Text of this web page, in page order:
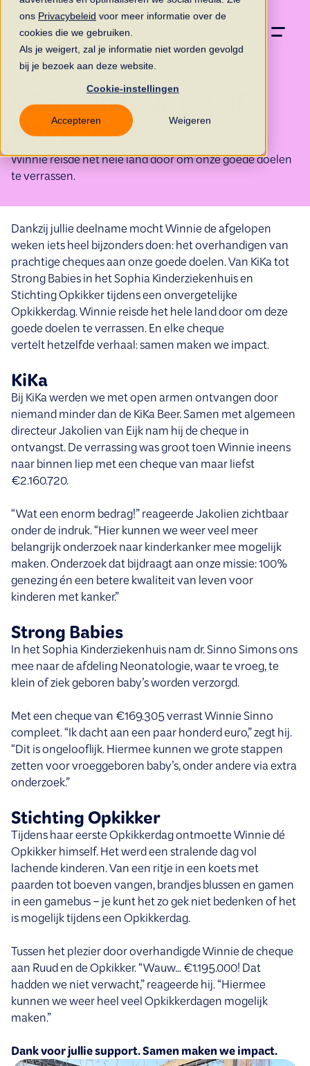
ons Privacybeleid voor meer informatie over de
cookies die we gebruiken.
Als je weigert, zal je informatie niet worden gevolgd
bij je bezoek aan deze website.
Cookie-instellingen
Accepteren Weigeren
Win-win tour Lot of
Happiness
Winnie reisde het hele land door om onze goede doelen
te verrassen.
Dankzij jullie deelname mocht Winnie de afgelopen
weken iets heel bijzonders doen: het overhandigen van
prachtige cheques aan onze goede doelen. Van KiKa tot
Strong Babies in het Sophia Kinderziekenhuis en
Stichting Opkikker tijdens een onvergetelijke
Opkikkerdag. Winnie reisde het hele land door om deze
goede doelen te verrassen. En elke cheque
vertelt hetzelfde verhaal: samen maken we impact.
KiKa
Bij KiKa werden we met open armen ontvangen door
niemand minder dan de KiKa Beer. Samen met algemeen
directeur Jakolien van Eijk nam hij de cheque in
ontvangst. De verrassing was groot toen Winnie ineens
naar binnen liep met een cheque van maar liefst
€2.160.720.
“Wat een enorm bedrag!” reageerde Jakolien zichtbaar
onder de indruk. “Hier kunnen we weer veel meer
belangrijk onderzoek naar kinderkanker mee mogelijk
maken. Onderzoek dat bijdraagt aan onze missie: 100%
genezing én een betere kwaliteit van leven voor
kinderen met kanker.”
Strong Babies
In het Sophia Kinderziekenhuis nam dr. Sinno Simons ons
mee naar de afdeling Neonatologie, waar te vroeg, te
klein of ziek geboren baby’s worden verzorgd.
Met een cheque van €169.305 verrast Winnie Sinno
compleet. “Ik dacht aan een paar honderd euro,” zegt hij.
“Dit is ongelooflijk. Hiermee kunnen we grote stappen
zetten voor vroeggeboren baby’s, onder andere via extra
onderzoek.”
Stichting Opkikker
Tijdens haar eerste Opkikkerdag ontmoette Winnie dé
Opkikker himself. Het werd een stralende dag vol
lachende kinderen. Van een ritje in een koets met
paarden tot boeven vangen, brandjes blussen en gamen
in een gamebus – je kunt het zo gek niet bedenken of het
is mogelijk tijdens een Opkikkerdag.
Tussen het plezier door overhandigde Winnie de cheque
aan Ruud en de Opkikker. “Wauw… €1.195.000! Dat
hadden we niet verwacht,” reageerde hij. “Hiermee
kunnen we weer heel veel Opkikkerdagen mogelijk
maken.”
Dank voor jullie support. Samen maken we impact.